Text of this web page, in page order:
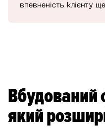
впевненість клієнту
Вбудований
який